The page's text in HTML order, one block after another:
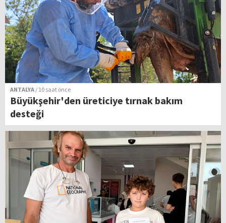
ANTALYA / 10 saat önce
Büyükşehir'den üreticiye tırnak bakım
desteği